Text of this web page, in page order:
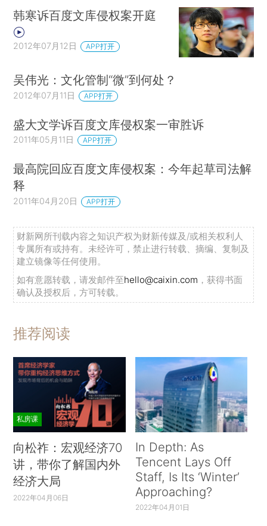
韩寒诉百度文库侵权案开庭
2012年07月12日 APP打开
吴伟光：文化管制“微”到何处？
2012年07月11日 APP打开
盛大文学诉百度文库侵权案一审胜诉
2011年05月11日 APP打开
最高院回应百度文库侵权案：今年起草司法解
释
2011年04月20日 APP打开
财新网所刊载内容之知识产权为财新传媒及/或相关权利人
专属所有或持有。未经许可，禁止进行转载、摘编、复制及
建立镜像等任何使用。
如有意愿转载，请发邮件至hello@caixin.com ，获得书面
确认及授权后，方可转载。
推荐阅读
私房课
向松祚：宏观经济70
讲，带你了解国内外
经济大局
2022年04月06日
In Depth: As
Tencent Lays Off
Staff, Is Its ‘Winter’
Approaching?
2022年04月01日